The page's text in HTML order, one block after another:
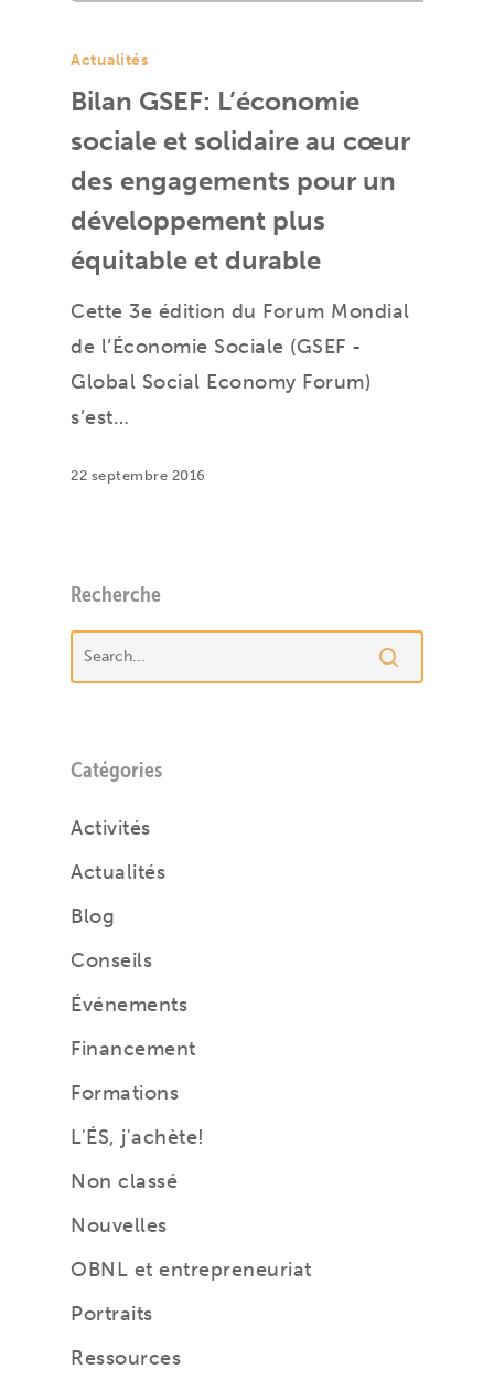
Actualités
Bilan GSEF: L’économie
sociale et solidaire au cœur
des engagements pour un
développement plus
équitable et durable
Cette 3e édition du Forum Mondial
de l’Économie Sociale (GSEF -
Global Social Economy Forum)
s’est…
22 septembre 2016
Recherche
Catégories
Activités
Actualités
Blog
Conseils
Événements
Financement
Formations
L'ÉS, j'achète!
Non classé
Nouvelles
OBNL et entrepreneuriat
Portraits
Ressources